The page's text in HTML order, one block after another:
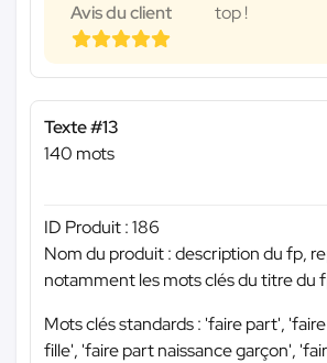
Avis du client top !
Texte #13
140 mots
ID Produit : 186
Nom du produit : description du fp,
notamment les mots clés du titre du
Mots clés standards : 'faire part',
fille', 'faire part naissance garçon',